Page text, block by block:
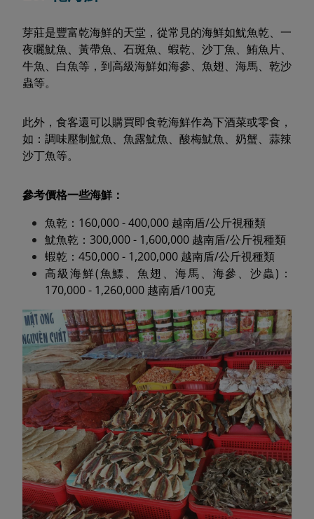
芽莊是豐富乾海鮮的天堂，從常見的海鮮如魷魚乾、一
夜曬魷魚、黃帶魚、石斑魚、蝦乾、沙丁魚、鮪魚片、
牛魚、白魚等，到高級海鮮如海參、魚翅、海馬、乾沙
蟲等。
此外，食客還可以購買即食乾海鮮作為下酒菜或零食，
如：調味壓制魷魚、魚露魷魚、酸梅魷魚、奶蟹、蒜辣
沙丁魚等。
參考價格一些海鮮：
魚乾：160,000 - 400,000 越南盾/公斤視種類
魷魚乾：300,000 - 1,600,000 越南盾/公斤視種類
蝦乾：450,000 - 1,200,000 越南盾/公斤視種類
高級海鮮(魚鰾、魚翅、海馬、海參、沙蟲)：
170,000 - 1,260,000 越南盾/100克